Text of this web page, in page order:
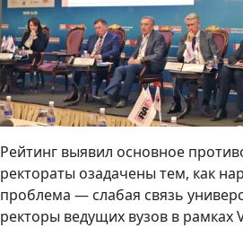
Рейтинг выявил основное
ректораты озадачены тем, как
проблема — слабая связь
ректоры ведущих вузов в рамках